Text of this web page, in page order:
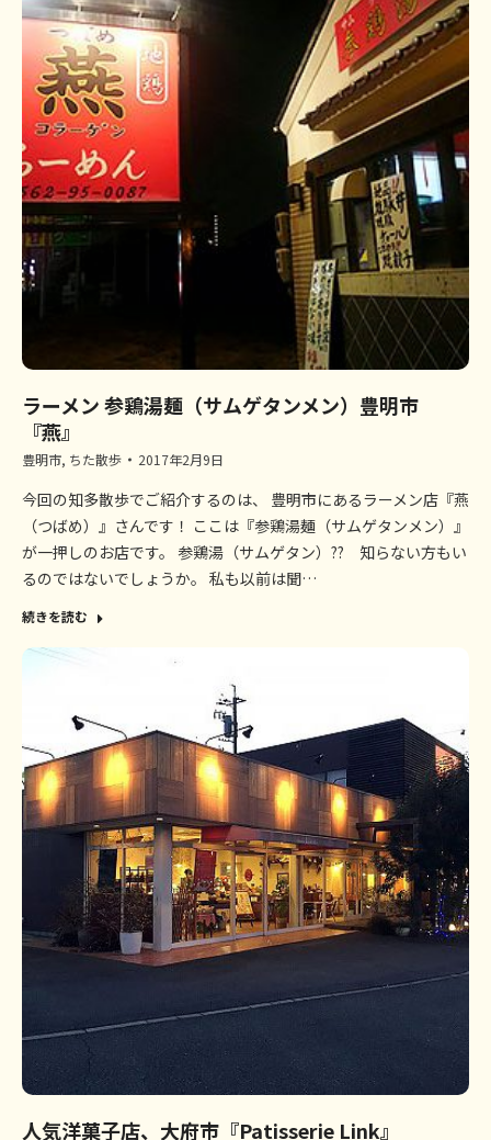
ラーメン 参鶏湯麺（サムゲタンメン）豊明市
『燕』
豊明市, ちた散歩 2017年2月9日
今回の知多散歩でご紹介するのは、 豊明市にあるラーメン店『燕
（つばめ）』さんです！ ここは『参鶏湯麺（サムゲタンメン）』
が一押しのお店です。 参鶏湯（サムゲタン）?? 知らない方もい
るのではないでしょうか。 私も以前は聞…
続きを読む
人気洋菓子店、大府市『Patisserie Link』